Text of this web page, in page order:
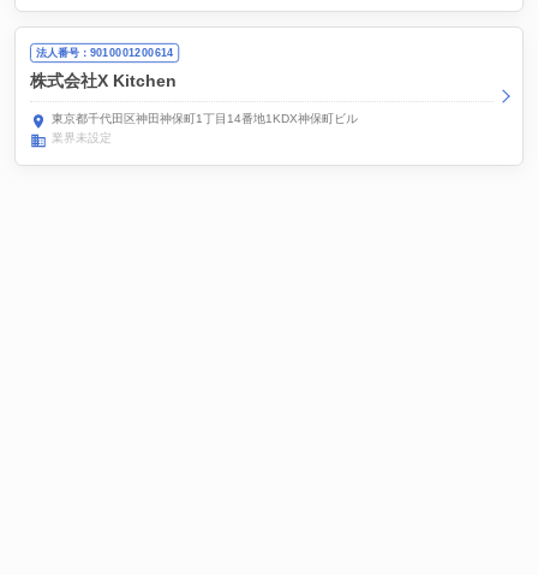
法人番号：9010001200614
株式会社X Kitchen
東京都千代田区神田神保町1丁目14番地1KDX神保町ビル
業界未設定